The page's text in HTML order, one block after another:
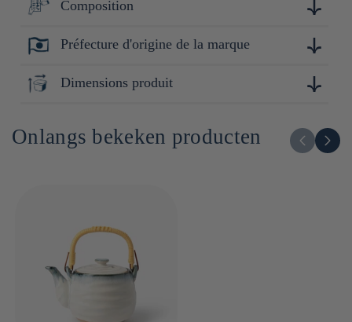
Touga est une marque réputée pour sa maîtrise de la
simplicité et à la qualité, Touga conçoit des produits durables
et pratiques, adaptés à un usage quotidien tout en apportant
Composition
CéramiquePréfecture d'origine de la marque
Ibaraki
Dimensions produit
Onlangs bekeken producten